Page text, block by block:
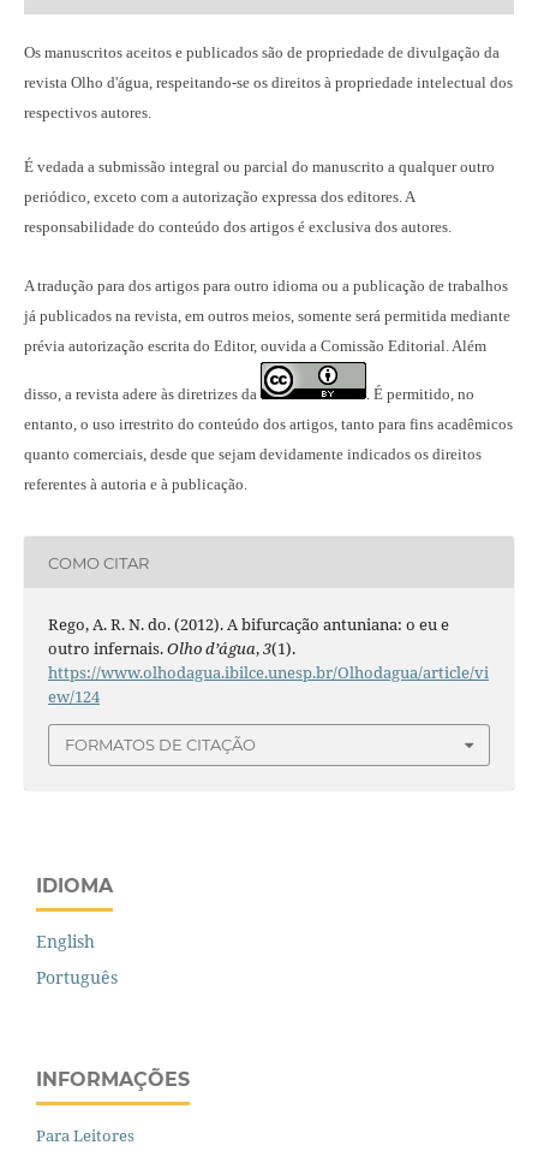
Os manuscritos aceitos e publicados são de propriedade de divulgação da
revista Olho d'água, respeitando-se os direitos à propriedade intelectual dos
respectivos autores.
É vedada a submissão integral ou parcial do manuscrito a qualquer outro
periódico, exceto com a autorização expressa dos editores. A
responsabilidade do conteúdo dos artigos é exclusiva dos autores.
A tradução para dos artigos para outro idioma ou a publicação de trabalhos
já publicados na revista, em outros meios, somente será permitida mediante
prévia autorização escrita do Editor, ouvida a Comissão Editorial. Além
disso, a revista adere às diretrizes da
É permitido, no
entanto, o uso irrestrito do conteúdo dos artigos, tanto para fins acadêmicos
quanto comerciais, desde que sejam devidamente indicados os direitos
referentes à autoria e à publicação.
COMO CITAR
Rego, A. R. N. do. (2012). A bifurcação antuniana: o eu e
outro infernais.Olho d’água,3(1).
https://www.olhodagua.ibilce.unesp.br/Olhodagua/article/vi
ew/124
FORMATOS DE CITAÇÃO
IDIOMA
English
Português
INFORMAÇÕES
Para Leitores